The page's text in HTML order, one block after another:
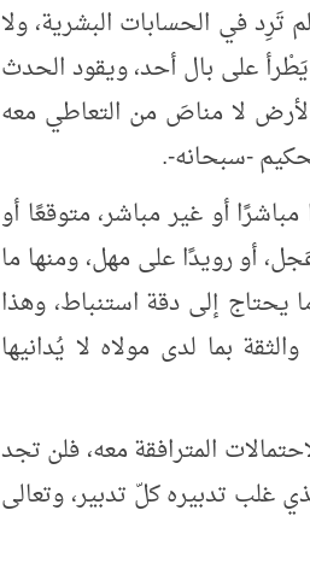
تَرِد في الحسابات البشرية، ولا
على بال أحد، ويقود الحدث
لا مناصَ من التعاطي معه
-سبحانه-.
أو غير مباشر، متوقعًا أو
أو رويدًا على مهل، ومنها ما
يحتاج إلى دقة استنباط، وهذا
بما لدى مولاه لا يُدانيها
المترافقة معه، فلن تجد
غلب تدبيره كلّ تدبير، وتعالى